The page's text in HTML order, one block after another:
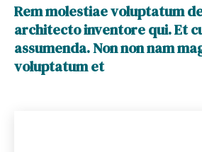
Rem molestiae voluptatum
architecto inventore qui. Et
assumenda. Non non nam
voluptatum et